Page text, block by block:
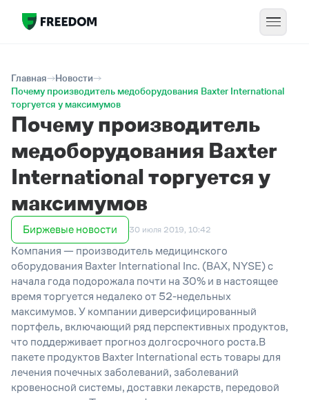
Главная
Новости
Почему производитель медоборудования Baxter International
торгуется у максимумов
Почему производитель
медоборудования Baxter
International торгуется у
максимумов
Биржевые новости 30 июля 2019, 10:42
Компания — производитель медицинского
оборудования Baxter International Inc. (BAX, NYSE) с
начала года подорожала почти на 30% и в настоящее
время торгуется недалеко от 52-недельных
максимумов. У компании диверсифицированный
портфель, включающий ряд перспективных продуктов,
что поддерживает прогноз долгосрочного роста.В
пакете продуктов Baxter International есть товары для
лечения почечных заболеваний, заболеваний
кровеносной системы, доставки лекарств, передовой